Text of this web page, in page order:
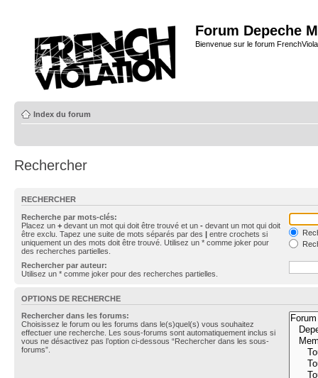
Forum Depeche
Bienvenue sur le forum
Index du forum
Rechercher
RECHERCHER
Recherche par mots-clés:
Placez un + devant un mot qui doit être trouvé et un - devant un mot qui doit
être exclu. Tapez une suite de mots séparés par des | entre crochets si
uniquement un des mots doit être trouvé. Utilisez un * comme joker pour
des recherches partielles.
Rechercher par auteur:
Utilisez un * comme joker pour des recherches partielles.
OPTIONS DE RECHERCHE
Rechercher dans les forums:
Choisissez le forum ou les forums dans le(s)quel(s) vous souhaitez
effectuer une recherche. Les sous-forums sont automatiquement inclus si
vous ne désactivez pas l’option ci-dessous “Rechercher dans les sous-
forums”.